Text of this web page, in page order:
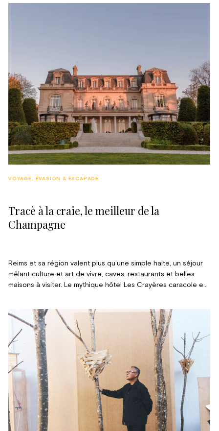
Tracè à la craie, le meilleur de la
Champagne
VOYAGE, ÉVASION & ESCAPADE
Reims et sa région valent plus qu’une simple halte, un séjour
mêlant culture et art de vivre, caves, restaurants et belles
maisons à visiter. Le mythique hôtel Les Crayères caracole en